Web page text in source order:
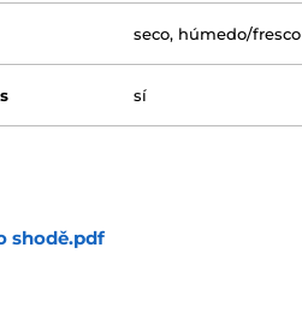
seco, húmedo/fresco
sí
shodě.pdf